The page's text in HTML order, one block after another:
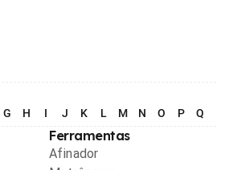
G H I J K L M N O P Q
Ferramentas
Afinador